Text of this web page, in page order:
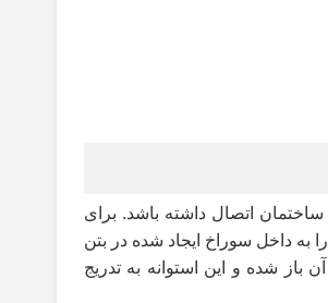
اتصال داشته باشد. برای
داخل سوراخ ایجاد شده در بتن
شده و این استوانه به تدریج